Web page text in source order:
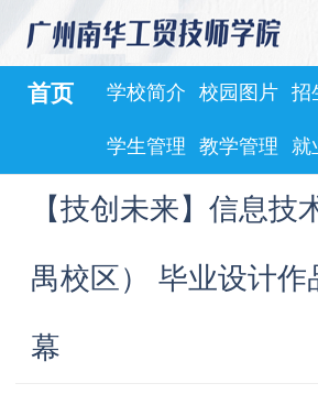
首页 学校简介 校园图片 招
首页 学校简介 校园图片 招
学生管理 教学管理 就
【技创未来】信息技
禺校区） 毕业设计作
幕